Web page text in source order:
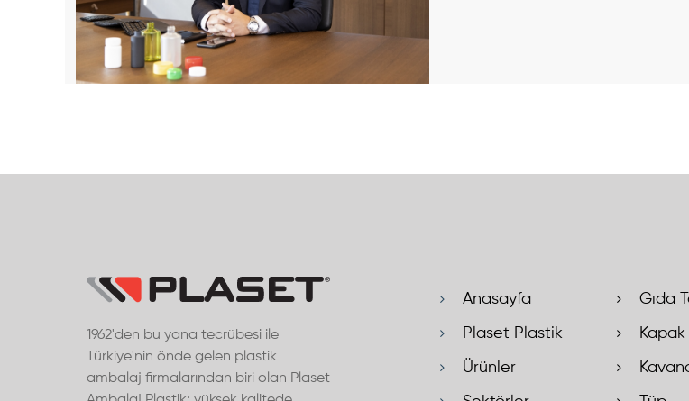
1962'den bu yana tecrübesi ile
Türkiye'nin önde gelen plastik
ambalaj firmalarından biri olan Plaset
Anasayfa
Plaset Plastik
Ürünler
Gıda
Kapak